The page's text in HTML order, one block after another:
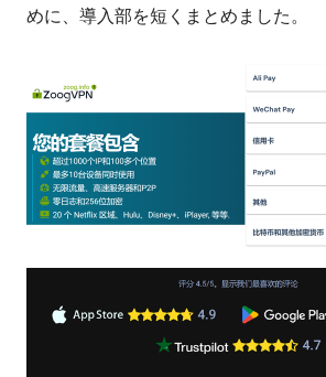
めに、導入部を短くまとめました。